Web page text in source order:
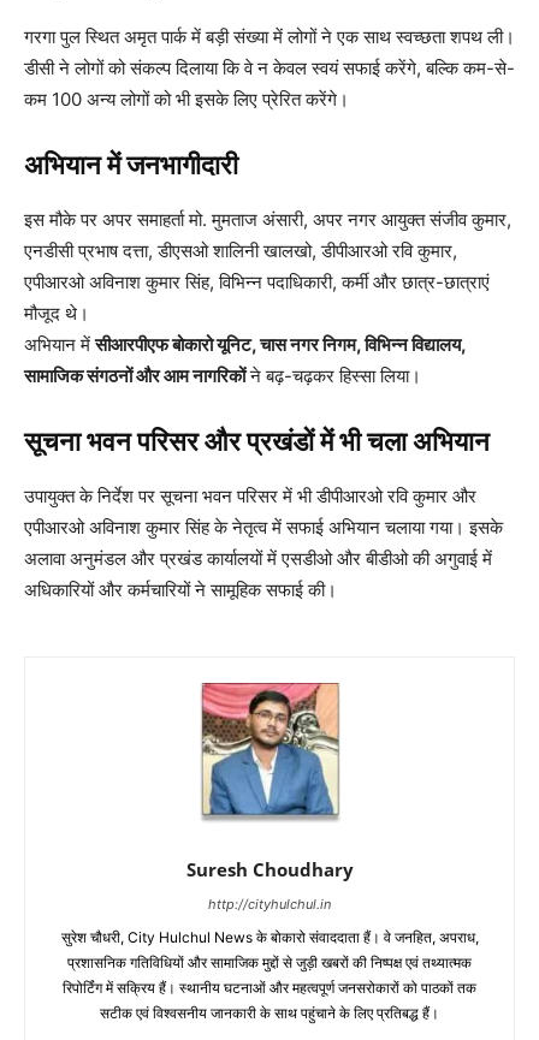
गरगा पुल स्थित अमृत पार्क में बड़ी संख्या में लोगों ने एक साथ स्वच्छता शपथ ली।
डीसी ने लोगों को संकल्प दिलाया कि वे न केवल स्वयं सफाई करेंगे, बल्कि कम-से-
कम 100 अन्य लोगों को भी इसके लिए प्रेरित करेंगे।
अभियान में जनभागीदारी
इस मौके पर अपर समाहर्ता मो. मुमताज अंसारी, अपर नगर आयुक्त संजीव कुमार,
एनडीसी प्रभाष दत्ता, डीएसओ शालिनी खालखो, डीपीआरओ रवि कुमार,
एपीआरओ अविनाश कुमार सिंह, विभिन्न पदाधिकारी, कर्मी और छात्र-छात्राएं
मौजूद थे।
अभियान मेंसीआरपीएफ बोकारो यूनिट, चास नगर निगम, विभिन्न विद्यालय,
सामाजिक संगठनों और आम नागरिकोंने बढ़-चढ़कर हिस्सा लिया।
सूचना भवन परिसर और प्रखंडों में भी चला अभियान
उपायुक्त के निर्देश पर सूचना भवन परिसर में भी डीपीआरओ रवि कुमार और
एपीआरओ अविनाश कुमार सिंह के नेतृत्व में सफाई अभियान चलाया गया। इसके
अलावा अनुमंडल और प्रखंड कार्यालयों में एसडीओ और बीडीओ की अगुवाई में
अधिकारियों और कर्मचारियों ने सामूहिक सफाई की।
Suresh Choudhary
http://cityhulchul.in
सुरेश चौधरी, City Hulchul News के बोकारो संवाददाता हैं। वे जनहित, अपराध,
प्रशासनिक गतिविधियों और सामाजिक मुद्दों से जुड़ी खबरों की निष्पक्ष एवं तथ्यात्मक
रिपोर्टिंग में सक्रिय हैं। स्थानीय घटनाओं और महत्वपूर्ण जनसरोकारों को पाठकों तक
सटीक एवं विश्वसनीय जानकारी के साथ पहुंचाने के लिए प्रतिबद्ध हैं।